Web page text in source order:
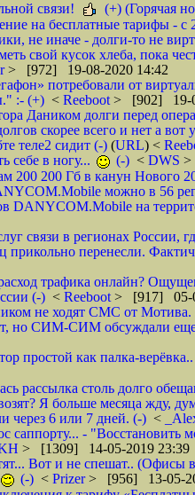
связи! (+) (Горячая
на бесплатные тарифы -
не иначе - долги-то не
свой кусок хлеба, пока
> [972] 19-08-2020 14:42
потребовали от
:- (+) < Reeboot > [902] 19-
Даником долги перед
скорее всего и нет а
теле2 сидит (-) (URL) <
в ногу...
(-) < DWS >
200 200 Гб в канун Нового
можно в 56
DANYCOM.Mobile на
связи в регионах России,
прикольно перенесли.
трафика онлайн?
(-) < Reeboot > [917] 05-
не ходят СМС от
но СИМ-СИМ обсуждали еще
простой как палка-
рассылка столь долго
Я больше месяца жду,
через 6 или 7 дней. (-) <
саппорту... -
> [1309] 14-05-2019 23:39
Вот и не спешат.. (Офисы
(-) < Prizer> [956] 13-05-